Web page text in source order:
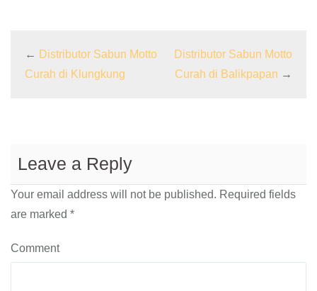
← Distributor Sabun Motto
Curah di Klungkung
Distributor Sabun Motto
Curah di Balikpapan →
Leave a Reply
Your email address will not be published. Required fields
are marked *
Comment